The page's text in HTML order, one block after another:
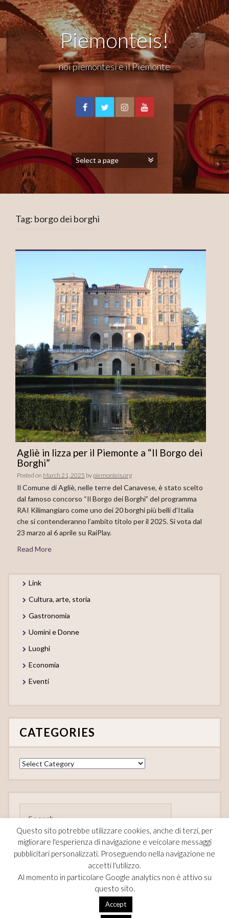
Piemonteis!
noi piemontesi e il Piemonte
Tag: borgo dei borghi
Agliè in lizza per il Piemonte a “Il Borgo dei
Borghi”
Posted on March 21, 2025 by piemonteis.org
Il Comune di Agliè, nelle terre del Canavese, è stato scelto
dal famoso concorso “Il Borgo dei Borghi” del programma
RAI Kilimangiaro come uno dei 20 borghi più belli d’Italia
che si contenderanno l’ambito titolo per il 2025. Si vota dal
23 marzo al 6 aprile su RaiPlay.
Read More
Link
Cultura, arte, storia
Gastronomia
Uomini e Donne
Luoghi
Economia
Eventi
CATEGORIES
Categories
Questo sito potrebbe utilizzare cookies, anche di terzi, per
migliorare l'esperienza di navigazione e veicolare messaggi
pubblicitari personalizzati. Proseguendo nella navigazione ne
accetti l'utilizzo.
Al momento in particolare Google analytics non è attivo su
questo sito.
Accept